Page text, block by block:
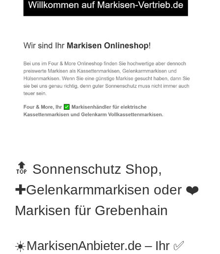
🔝 Sonnenschutz Shop,
✚Gelenkarmmarkisen oder ❤️
Markisen für Grebenhain
☀️MarkisenAnbieter.de – Ihr ✅